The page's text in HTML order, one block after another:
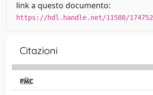
link a questo documento:
https://hdl.handle.net/11588/174752
Citazioni